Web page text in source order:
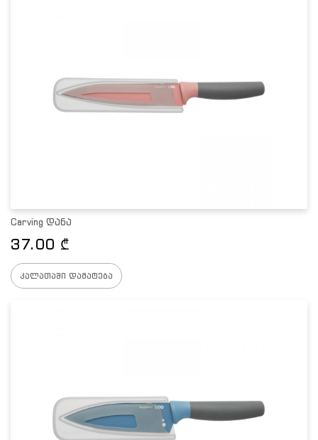
Carving დანა
37.00 ₾
კალათაში დამატება